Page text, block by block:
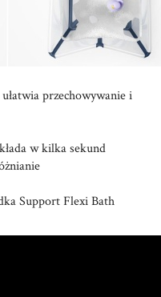
przechowywanie i
w kilka sekund
Support Flexi Bath